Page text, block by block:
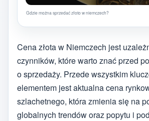
Gdzie można sprzedać złoto w niemczech?
Cena złota w Niemczech jest
czynników, które warto znać przed
o sprzedaży. Przede wszystkim
elementem jest aktualna cena
szlachetnego, która zmienia się na
globalnych trendów oraz popytu i